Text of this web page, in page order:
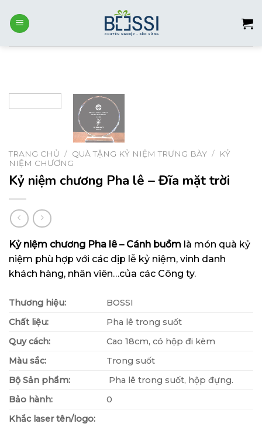
content
TRANG CHỦ / QUÀ TẶNG KỶ NIỆM TRƯNG BÀY /
KỶ
NIỆM CHƯƠNG
Kỷ niệm chương Pha lê – Đĩa mặt trời
Kỷ niệm chương Pha lê – Cánh buồm là món quà kỷ
niệm phù hợp với các dịp lễ kỷ niệm, vinh danh
khách hàng, nhân viên…của các Công ty.
Thương hiệu:
BOSSI
Chất liệu:
Pha lê trong suốt
Quy cách:
Cao 18cm, có hộp đi kèm
Màu sắc:
Trong suốt
Bộ Sản phẩm:
Pha lê trong suốt, hộp đựng.
Bảo hành:
0
Khắc laser tên/logo: